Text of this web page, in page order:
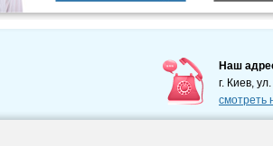
Наш
г. Киев,
смотреть